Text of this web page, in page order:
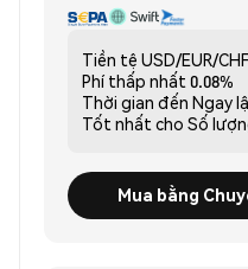
Tiền tệ USD/EUR/
Phí thấp nhất 0.08%
Thời gian đến Ngay
Tốt nhất cho Số
Mua bằng